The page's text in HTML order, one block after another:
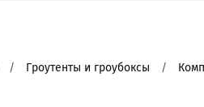
Гроутенты и гроубоксы